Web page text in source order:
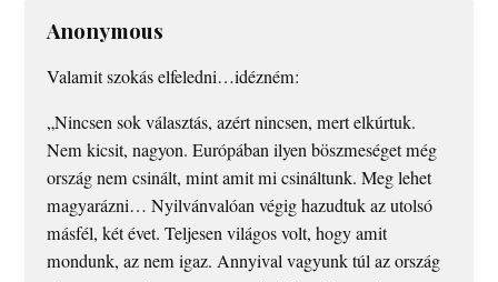
Anonymous
Valamit szokás elfeledni…idézném:
„Nincsen sok választás, azért nincsen, mert elkúrtuk.
Nem kicsit, nagyon. Európában ilyen böszmeséget még
ország nem csinált, mint amit mi csináltunk. Meg lehet
magyarázni… Nyilvánvalóan végig hazudtuk az utolsó
másfél, két évet. Teljesen világos volt, hogy amit
mondunk, az nem igaz. Annyival vagyunk túl az ország